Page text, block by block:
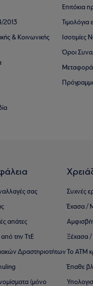
2013
& Κοινωνικής
Επιτόκια
Ισοτιμίες
Όροι
σας
απάτες
την ΤτΕ
∆ραστηριοτήτων
(μόνο
Συχνές
Έχασα /
Ξέχασα /
Το ΑΤΜ
Έπαθε